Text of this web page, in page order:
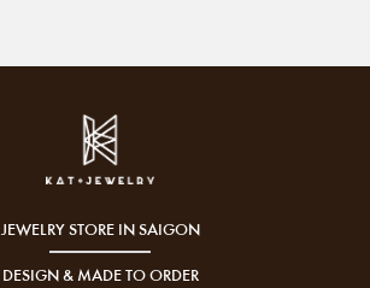
JEWELRY STORE IN SAIGON
DESIGN & MADE TO ORDER